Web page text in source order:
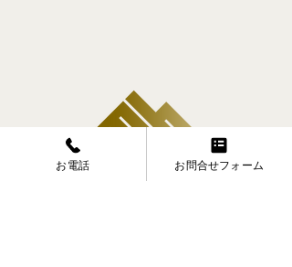
mh.motoring&co.株式会社
お電話 お問合せフォーム